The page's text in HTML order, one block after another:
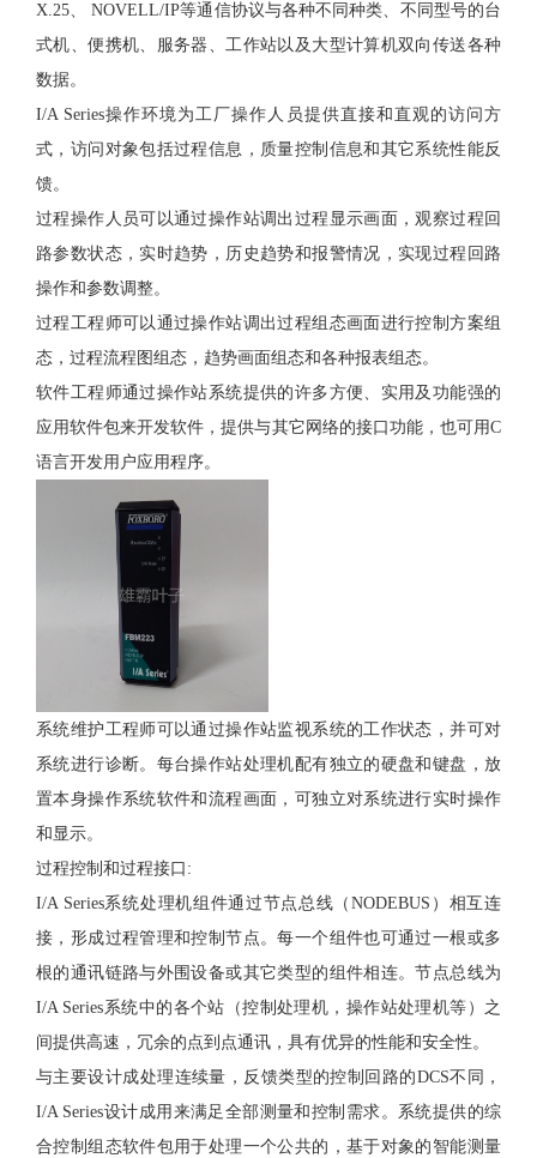
X.25、 NOVELL/IP等通信协议与各种不同种类、不同型号的台
式机、便携机、服务器、工作站以及大型计算机双向传送各种
数据。
I/A Series操作环境为工厂操作人员提供直接和直观的访问方
式，访问对象包括过程信息，质量控制信息和其它系统性能反
馈。
过程操作人员可以通过操作站调出过程显示画面，观察过程回
路参数状态，实时趋势，历史趋势和报警情况，实现过程回路
操作和参数调整。
过程工程师可以通过操作站调出过程组态画面进行控制方案组
态，过程流程图组态，趋势画面组态和各种报表组态。
软件工程师通过操作站系统提供的许多方便、实用及功能强的
应用软件包来开发软件，提供与其它网络的接口功能，也可用C
语言开发用户应用程序。
系统维护工程师可以通过操作站监视系统的工作状态，并可对
系统进行诊断。每台操作站处理机配有独立的硬盘和键盘，放
置本身操作系统软件和流程画面，可独立对系统进行实时操作
和显示。
过程控制和过程接口 :
I/A Series系统处理机组件通过节点总线（NODEBUS）相互连
接，形成过程管理和控制节点。每一个组件也可通过一根或多
根的通讯链路与外围设备或其它类型的组件相连。节点总线为
I/A Series系统中的各个站（控制处理机，操作站处理机等）之
间提供高速，冗余的点到点通讯，具有优异的性能和安全性。
与主要设计成处理连续量，反馈类型的控制回路的DCS不同，
I/A Series设计成用来满足全部测量和控制需求。系统提供的综
合控制组态软件包用于处理一个公共的，基于对象的智能测量